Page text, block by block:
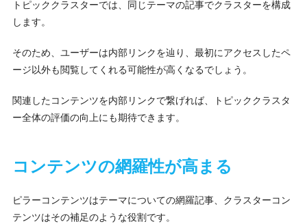
トピッククラスターでは、同じテーマの記事でクラスターを構成
します。
そのため、ユーザーは内部リンクを辿り、最初にアクセスしたペ
ージ以外も閲覧してくれる可能性が高くなるでしょう。
関連したコンテンツを内部リンクで繋げれば、トピッククラスタ
ー全体の評価の向上にも期待できます。
コンテンツの網羅性が高まる
ピラーコンテンツはテーマについての網羅記事、クラスターコン
テンツはその補足のような役割です。